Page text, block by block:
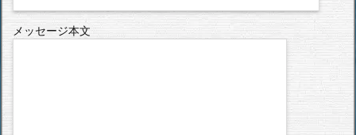
メッセージ本文